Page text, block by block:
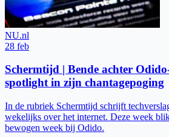
NU.nl
28 feb
Schermtijd | Bende achter
spotlight in zijn chantagepoging
In de rubriek Schermtijd schrijft
wekelijks over het internet. Deze week
bewogen week bij Odido.